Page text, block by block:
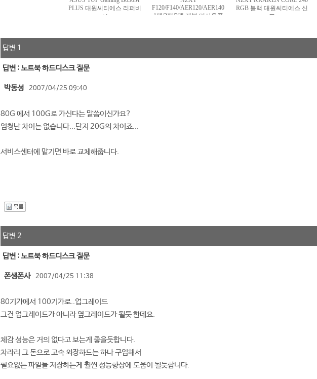
답변 1
답변 : 노트북 하드디스크 질문
박동성 2007/04/25 09:40
80G 에서 100G로 가신다는 말씀이신가요?
엄청난 차이는 없습니다...단지 20G의 차이죠...
서비스센터에 맡기면 바로 교체해줍니다.
답변 2
답변 : 노트북 하드디스크 질문
폰생폰사 2007/04/25 11:38
80기가에서 100기가로..업그레이드
그건 업그레이드가 아니라 옆그레이드가 될듯 한데요.
체감 성능은 거의 없다고 보는게 좋을듯합니다.
차라리 그 돈으로 고속 외장하드는 하나 구입해서
필요없는 파일들 저장하는게 훨씬 성능향상에 도움이 될듯합니다.